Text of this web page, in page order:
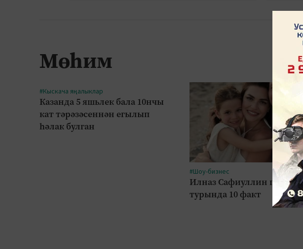
Мөһим
#Кыскача яңалыклар
Казанда 5 яшьлек бала 10нчы
кат тәрәзәсеннән егылып
һәлак булган
#Шоу-бизнес
Илназ Сафиуллин гаиләсе
турында 10 факт